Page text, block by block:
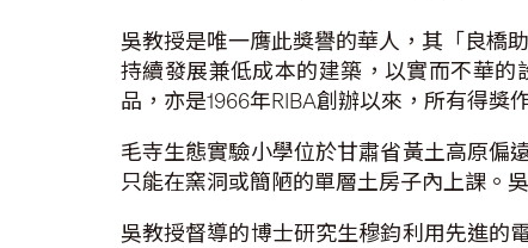
吳教授是唯一膺此獎譽的華人，其「良橋
持續發展兼低成本的建築，以實而不華
品，亦是1966年RIBA創辦以來，所有得獎
毛寺生態實驗小學位於甘肅省黃土高原偏
只能在窯洞或簡陋的單層土房子內上課。
吳教授督導的博士研究生穆鈞利用先進的